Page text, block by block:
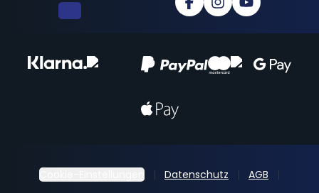
Cookie-Einstellungen Datenschutz AGB